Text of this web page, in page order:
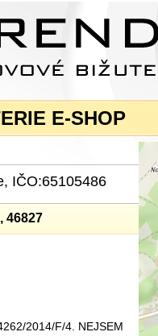
E-SHOP
IČO:65105486
46827
2014/F/4. NEJSEM